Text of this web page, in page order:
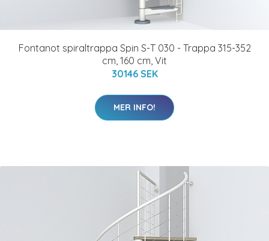
Fontanot spiraltrappa Spin S-T 030 - Trappa 315-352
cm, 160 cm, Vit
30146 SEK
MER INFO!